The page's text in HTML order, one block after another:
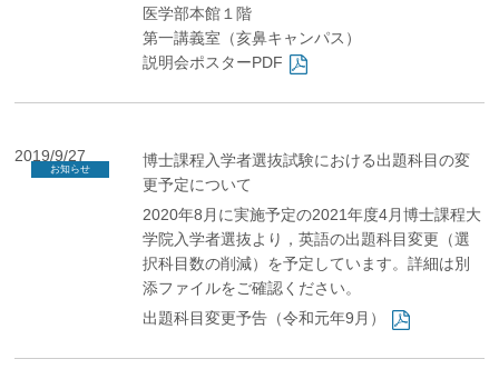
医学部本館１階
第一講義室（亥鼻キャンパス）
説明会ポスターPDF
2019/9/27
お知らせ
博士課程入学者選抜試験における出題科目の変
更予定について
2020年8月に実施予定の2021年度4月博士課程大
学院入学者選抜より，英語の出題科目変更（選
択科目数の削減）を予定しています。詳細は別
添ファイルをご確認ください。
出題科目変更予告（令和元年9月）